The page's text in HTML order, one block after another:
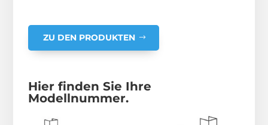
ZU DEN PRODUKTEN
Hier finden Sie Ihre
Modellnummer.